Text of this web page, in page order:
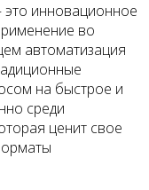
инновационное
во
автоматизация
на быстрое и
среди
ценит свое